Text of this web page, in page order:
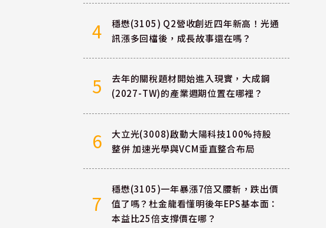
4
穩懋(3105) Q2營收創近四年新高！光通
訊漲多回檔後，成長故事還在嗎？
5
去年的關稅題材開始進入現實，大成鋼
(2027-TW)的產業週期位置在哪裡？
6
大立光(3008)啟動大陽科技100%持股
整併 加速光學與VCM垂直整合布局
7
穩懋(3105)一年暴漲7倍又腰斬，跌出價
值了嗎？杜金龍看懂明後年EPS基本面：
本益比25倍支撐價在哪？